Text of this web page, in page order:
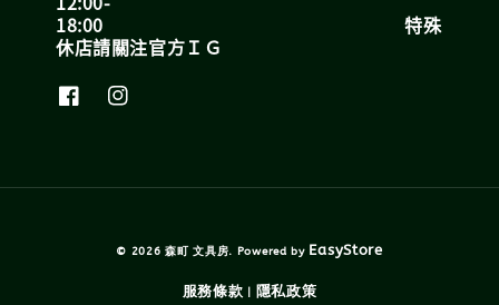
18:00 特殊
休店請關注官方ＩＧ
© 2026 森町 文具房. Powered by EasyStore
服務條款| 隱私政策